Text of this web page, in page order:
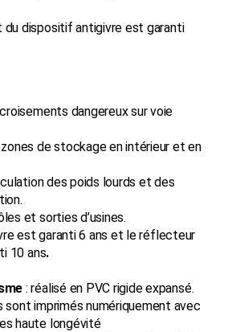
dispositif antigivre est garanti
dangereux sur voie
de stockage en intérieur et en
des poids lourds et des
et sorties d’usines.
est garanti 6 ans et le réflecteur
10 ans.
: réalisé en PVC rigide expansé.
sont imprimés numériquement avec
haute longévité